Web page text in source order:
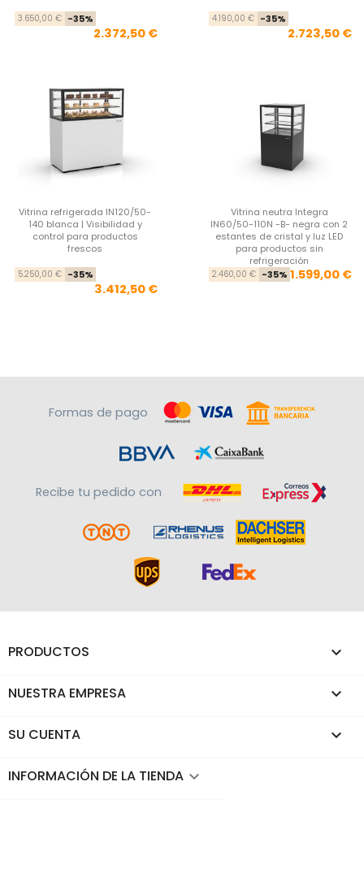
Precio base
3.650,00 € -35%
2.372,50 €
4.190,00 € -35%
2.723,50 €
Vitrina refrigerada IN120/50-
140 blanca | Visibilidad y
control para productos
frescos
Precio base
5.250,00 € -35%
3.412,50 €
Vitrina neutra Integra
IN60/50-110N -B- negra con 2
estantes de cristal y luz LED
para productos sin
refrigeración
2.460,00 € -35% 1.599,00 €
Formas de pago
Recibe tu pedido con
PRODUCTOS 
NUESTRA EMPRESA 
SU CUENTA 
INFORMACIÓN DE LA TIENDA keyboard_arrow_down